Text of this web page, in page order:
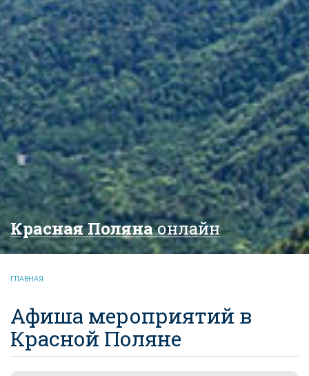
Красная Полянаонлайн
ГЛАВНАЯ
Афиша мероприятий в
Красной Поляне